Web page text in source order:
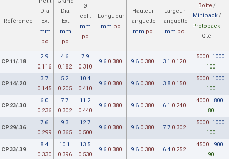
Référence
Dia
Ext
mm
po
Dia
Ext
mm
po
Ø
coll.
mm
po
Longueur
mm po
Hauteur
languette
mm po
Largeur
languette
mm po
Boite /
Minipack/
Protopack
Qté
CP.11/.18
2.9
0.116
4.6
0.182
7.9
0.310
9.6 0.380 9.6 0.380 3.1 0.120
5000
1000
100
CP.14/.20
3.7
0.145
5.2
0.205
10.4
0.410
9.6 0.380 9.6 0.380 3.8 0.150
5000
1000
100
CP.23/.30
6.0
0.236
7.7
0.302
11.2
0.440
9.6 0.380 9.6 0.380 6.1 0.240
4000
800
80
CP.29/.36
7.6
0.299
9.3
0.365
12.7
0.500
9.6 0.380 9.6 0.380 7.7 0.302
5000
1000
100
CP.33/.39
8.4
0.330
10.1
0.396
13.5
0.530
9.6 0.380 9.6 0.380 6.4 0.252
4500
900
90